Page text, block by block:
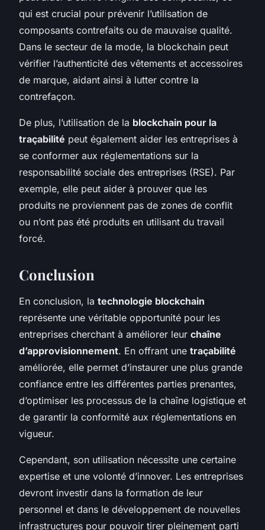
qui est crucial pour prévenir l’utilisation de
composants contrefaits ou de mauvaise qualité.
Dans le secteur de la mode, la blockchain peut
vérifier l’authenticité des vêtements et accessoires
de marque, aidant ainsi à lutter contre la
contrefaçon.
De plus, l’utilisation de la blockchain pour la
traçabilité peut également aider les entreprises à
se conformer aux réglementations sur la
responsabilité sociale des entreprises (RSE). Par
exemple, elle peut aider à prouver que les
produits ne proviennent pas de zones de conflit
ou n’ont pas été produits en utilisant du travail
forcé.
Conclusion
En conclusion, la technologie blockchain
représente une véritable opportunité pour les
entreprises cherchant à améliorer leur chaîne
d’approvisionnement. En offrant une traçabilité
améliorée, elle permet d’instaurer une plus grande
confiance entre les différentes parties prenantes,
d’optimiser les processus de la chaîne logistique et
de garantir la conformité aux réglementations en
vigueur.
Cependant, son utilisation nécessite une certaine
expertise et une volonté d’innover. Les entreprises
devront investir dans la formation de leur
personnel et dans le développement de nouvelles
infrastructures pour pouvoir tirer pleinement parti